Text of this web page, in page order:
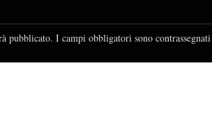
pubblicato. I campi obbligatori sono contrassegnati